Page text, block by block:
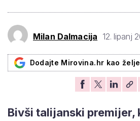
Milan Dalmacija 12. lipanj
Dodajte Mirovina.hr kao
Bivši talijanski premijer,